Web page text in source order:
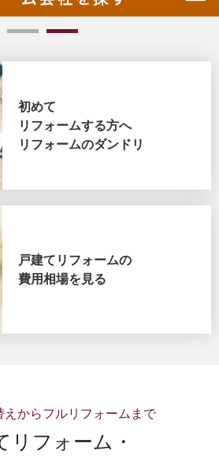
初めて
リフォームする方へ
リフォームのダンドリ
戸建てリフォームの
費用相場を見る
えからフルリフォームまで
リフォーム・